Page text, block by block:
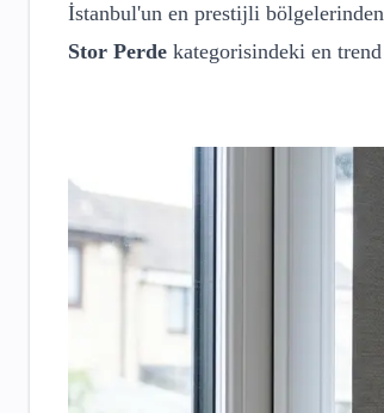
İstanbul'un en prestijli
Stor Perde kategorisindeki en